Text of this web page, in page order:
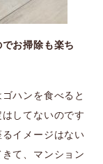
お掃除も楽ち
ハンを食べると
してないのです
イメージはない
て、マンション